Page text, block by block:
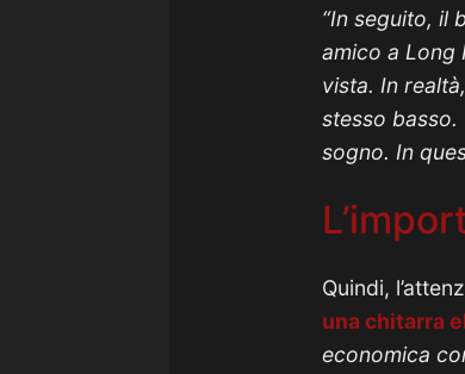
“In seguito, il
amico a Long
vista. In
stesso
sogno. In
Quindi,
una chitarra
economica